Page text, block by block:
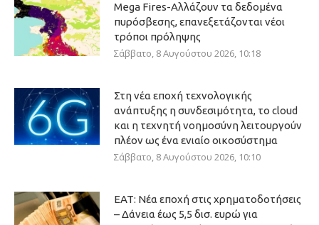
Mega Fires-Αλλάζουν τα δεδομένα
πυρόσβεσης, επανεξετάζονται νέοι
τρόποι πρόληψης
Σάββατο, 8 Αυγούστου 2026, 10:18
Στη νέα εποχή τεχνολογικής
ανάπτυξης η συνδεσιμότητα, το cloud
και η τεχνητή νοημοσύνη λειτουργούν
πλέον ως ένα ενιαίο οικοσύστημα
Σάββατο, 8 Αυγούστου 2026, 10:10
ΕΑΤ: Νέα εποχή στις χρηματοδοτήσεις
– Δάνεια έως 5,5 δισ. ευρώ για